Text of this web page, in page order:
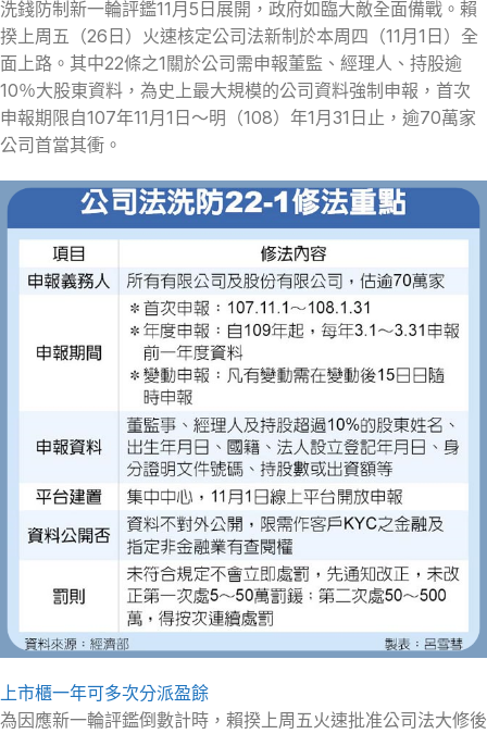
洗錢防制新一輪評鑑11月5日展開，政府如臨大敵全面備戰。賴
揆上周五（26日）火速核定公司法新制於本周四（11月1日）全
面上路。其中22條之1關於公司需申報董監、經理人、持股逾
10％大股東資料，為史上最大規模的公司資料強制申報，首次
申報期限自107年11月1日～明（108）年1月31日止，逾70萬家
公司首當其衝。
上市櫃一年可多次分派盈餘
為因應新一輪評鑑倒數計時，賴揆上周五火速批准公司法大修後